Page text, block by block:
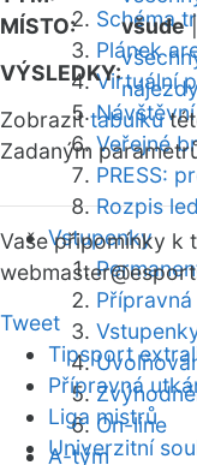
Schéma
Plánek
Virtuální
Veřejné
PRESS:
Rozpis
Vstupenky
Přípravná
On-line
A-tým
MÍSTO:
všude
VÝSLEDKY:
Zobrazittabulku
Zadaným
Vaše připomínky k
webmaster
Tweet
Tipsport
Přípravná
Liga mistrů
Univerzitní